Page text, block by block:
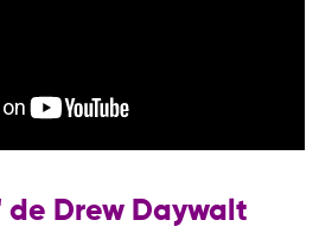
de Drew Daywalt